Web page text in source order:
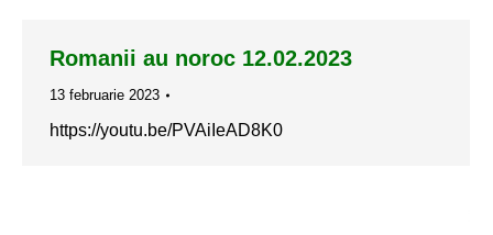
Romanii au noroc 12.02.2023
13 februarie 2023
https://youtu.be/PVAiIeAD8K0